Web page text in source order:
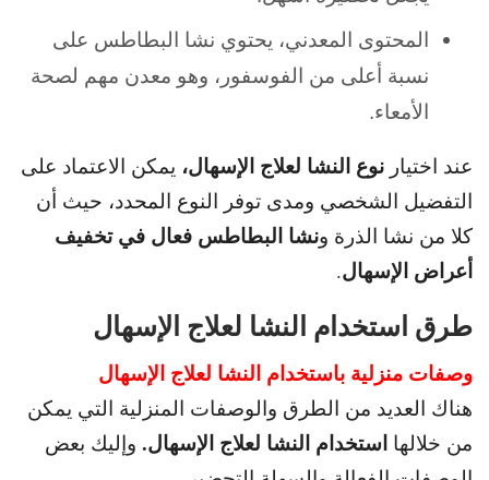
المحتوى المعدني، يحتوي نشا البطاطس على
نسبة أعلى من الفوسفور، وهو معدن مهم لصحة
الأمعاء.
عند اختيار نوع النشا لعلاج الإسهال، يمكن الاعتماد على
التفضيل الشخصي ومدى توفر النوع المحدد، حيث أن
كلا من نشا الذرة ونشا البطاطس فعال في تخفيف
أعراض الإسهال.
طرق استخدام النشا لعلاج الإسهال
وصفات منزلية باستخدام النشا لعلاج الإسهال
هناك العديد من الطرق والوصفات المنزلية التي يمكن
من خلالها استخدام النشا لعلاج الإسهال. وإليك بعض